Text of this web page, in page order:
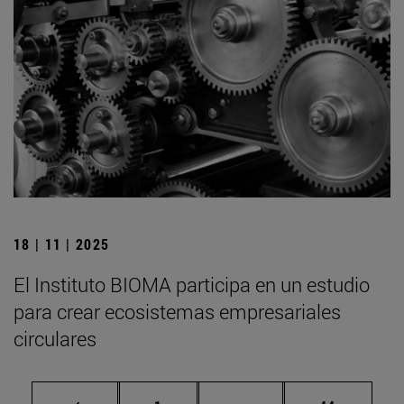
18 | 11 | 2025
El Instituto BIOMA participa en un estudio
para crear ecosistemas empresariales
circulares